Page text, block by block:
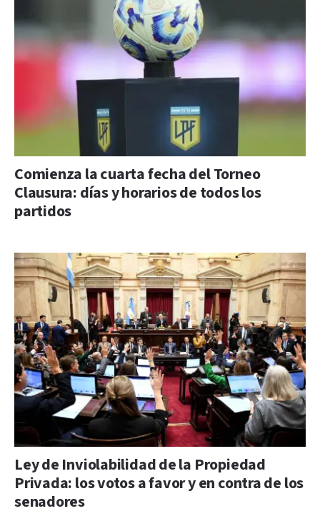
Comienza la cuarta fecha del Torneo
Clausura: días y horarios de todos los
partidos
Ley de Inviolabilidad de la Propiedad
Privada: los votos a favor y en contra de los
senadores